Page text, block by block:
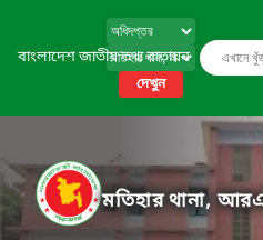
বাংলাদেশ জাতীয় তথ্য বাতায়ন
দেখুন
মতিহার থানা,